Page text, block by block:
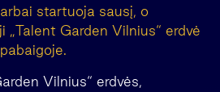
startuoja sausį, o
„Talent Garden Vilnius“ erdvė
Vilnius“ erdvės,